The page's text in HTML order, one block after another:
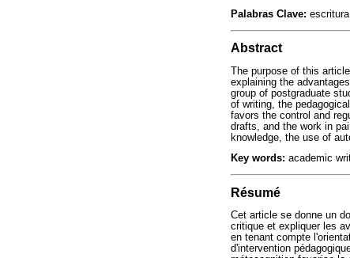
Palabras Clave:
Abstract
The purpose of this
explaining the
group of postgraduate
of writing, the
favors the control and
drafts, and the work in
knowledge, the use of
Key words: academic
Résumé
Cet article se donne un
critique et expliquer les
en tenant compte
d'intervention